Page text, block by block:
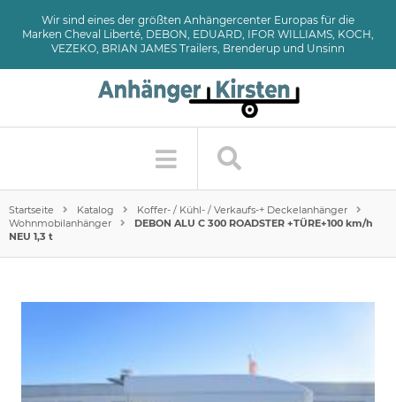
Wir sind eines der größten Anhängercenter Europas für die
Marken Cheval Liberté, DEBON, EDUARD, IFOR WILLIAMS, KOCH,
VEZEKO, BRIAN JAMES Trailers, Brenderup und Unsinn
Startseite Katalog
Koffer- / Kühl- / Verkaufs-+ Deckelanhänger
Wohnmobilanhänger
DEBON ALU C 300 ROADSTER +TÜRE+100 km/h
NEU 1,3 t